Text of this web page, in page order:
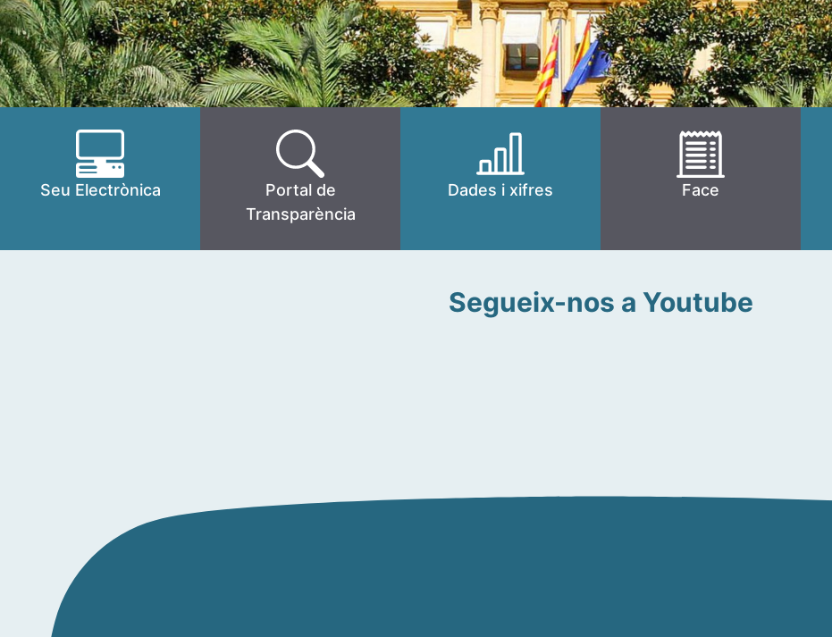
Seu Electrònica
Portal de
Transparència
Dades i xifres Face
Segueix-nos a Youtube